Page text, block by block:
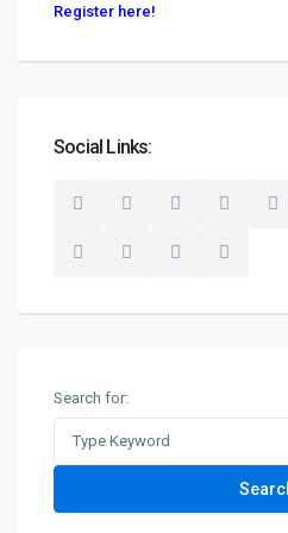
Register here!
Social Links:
Search for:
+49 (0)911 93116218
hw.mellmann@degima-
DeGiMa Immobilien
diese Seite)
für